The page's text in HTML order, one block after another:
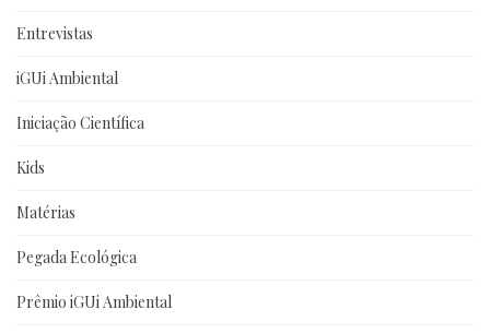
Entrevistas
iGUi Ambiental
Iniciação Científica
Kids
Matérias
Pegada Ecológica
Prêmio iGUi Ambiental